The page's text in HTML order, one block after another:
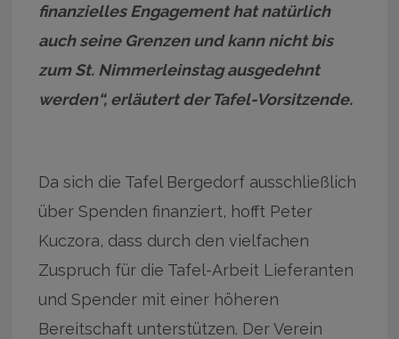
finanzielles Engagement hat natürlich
auch seine Grenzen und kann nicht bis
zum St. Nimmerleinstag ausgedehnt
werden“, erläutert der Tafel-Vorsitzende.
Da sich die Tafel Bergedorf ausschließlich
über Spenden finanziert, hofft Peter
Kuczora, dass durch den vielfachen
Zuspruch für die Tafel-Arbeit Lieferanten
und Spender mit einer höheren
Bereitschaft unterstützen. Der Verein